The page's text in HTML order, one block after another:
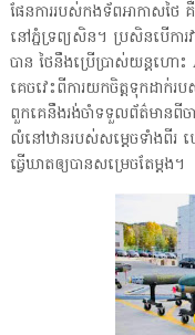
ផែនការរបស់កងទ័ពអាកាសថៃ
នៅភ្នំទ្រព្យសិន។ ប្រសិនបើកា
បាន ថៃនឹងប្រើប្រាស់យន្តហោ
គេចវេះពីការយកចិត្តទុកដាក់រប
ពួកគេនឹងរង់ចាំទទួលព័ត៌មានពីច
លំនៅឋានរបស់សម្ដេចទាំងពីរ
ធ្វើឃាតឲ្យបានសម្រេចតែម្ដង។